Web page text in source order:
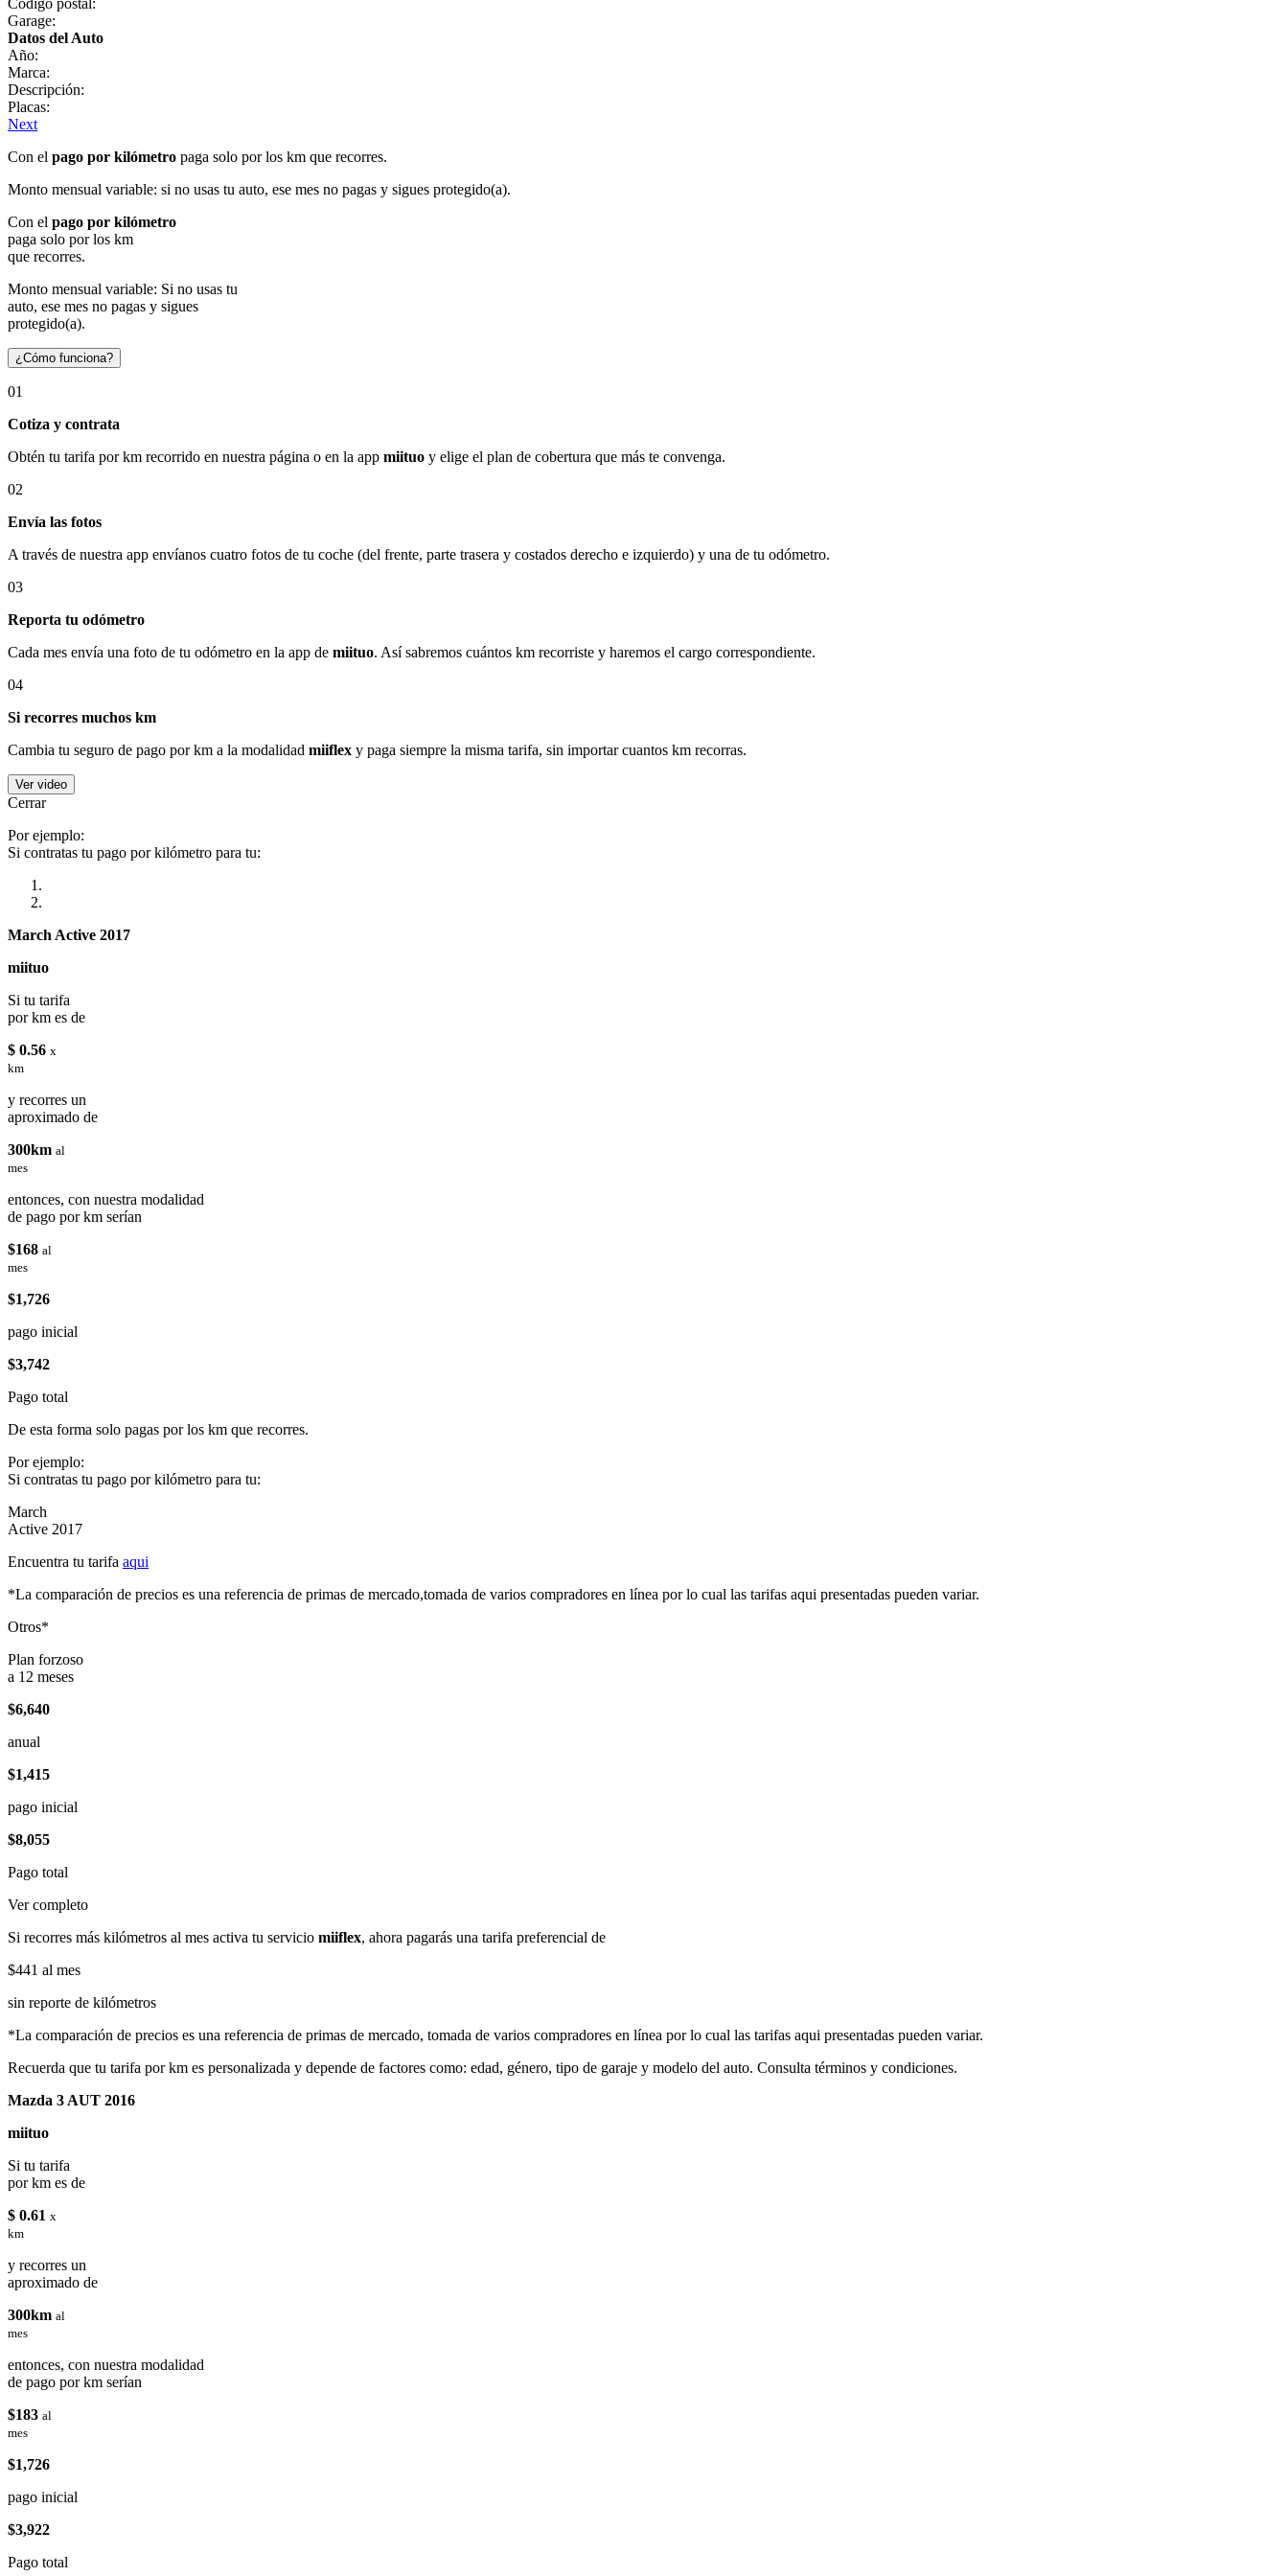
Garage:
Datos del Auto
Año:
Marca:
Descripción:
Placas:
Next
Con el pago por kilómetro paga solo por los km que recorres.
Monto mensual variable: si no usas tu auto, ese mes no pagas y sigues protegido(a).
Con el pago por kilómetro
paga solo por los km
que recorres.
Monto mensual variable: Si no usas tu
auto, ese mes no pagas y sigues
protegido(a).
¿Cómo funciona?
01
Cotiza y contrata
Obtén tu tarifa por km recorrido en nuestra página o en la app miituo y elige el plan de cobertura que más te convenga.
02
Envía las fotos
A través de nuestra app envíanos cuatro fotos de tu coche (del frente, parte trasera y costados derecho e izquierdo) y una de tu odómetro.
03
Reporta tu odómetro
Cada mes envía una foto de tu odómetro en la app de miituo. Así sabremos cuántos km recorriste y haremos el cargo correspondiente.
04
Si recorres muchos km
Cambia tu seguro de pago por km a la modalidad miiflex y paga siempre la misma tarifa, sin importar cuantos km recorras.
Ver video
Cerrar
Por ejemplo:
Si contratas tu pago por kilómetro para tu:
March Active 2017
miituo
Si tu tarifa
por km es de
$ 0.56 x
km
y recorres un
aproximado de
300km al
mes
entonces, con nuestra modalidad
de pago por km serían
$168 al
mes
$1,726
pago inicial
$3,742
Pago total
De esta forma solo pagas por los km que recorres.
Por ejemplo:
Si contratas tu pago por kilómetro para tu:
March
Active 2017
Encuentra tu tarifa aqui
*La comparación de precios es una referencia de primas de mercado,tomada de varios compradores en línea por lo cual las tarifas aqui presentadas pueden variar.
Otros*
Plan forzoso
a 12 meses
$6,640
anual
$1,415
pago inicial
$8,055
Pago total
Ver completo
Si recorres más kilómetros al mes activa tu servicio miiflex, ahora pagarás una tarifa preferencial de
$441 al mes
sin reporte de kilómetros
*La comparación de precios es una referencia de primas de mercado, tomada de varios compradores en línea por lo cual las tarifas aqui presentadas pueden variar.
Recuerda que tu tarifa por km es personalizada y depende de factores como: edad, género, tipo de garaje y modelo del auto. Consulta términos y condiciones.
Mazda 3 AUT 2016
miituo
Si tu tarifa
por km es de
$ 0.61 x
km
y recorres un
aproximado de
300km al
mes
entonces, con nuestra modalidad
de pago por km serían
$183 al
mes
$1,726
pago inicial
$3,922
Pago total